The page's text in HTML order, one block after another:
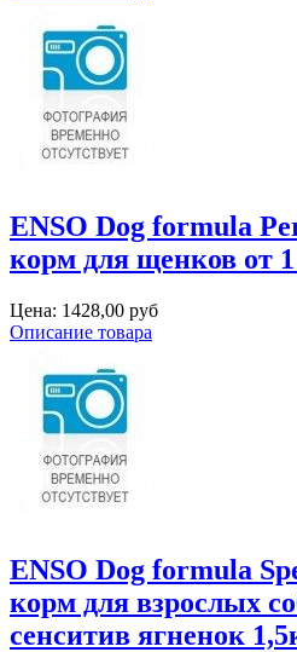
ENSO Dog formula
корм для щенков от
Цена: 1428,00 руб
Описание товара
ENSO Dog formula
корм для взрослых
сенситив ягненок